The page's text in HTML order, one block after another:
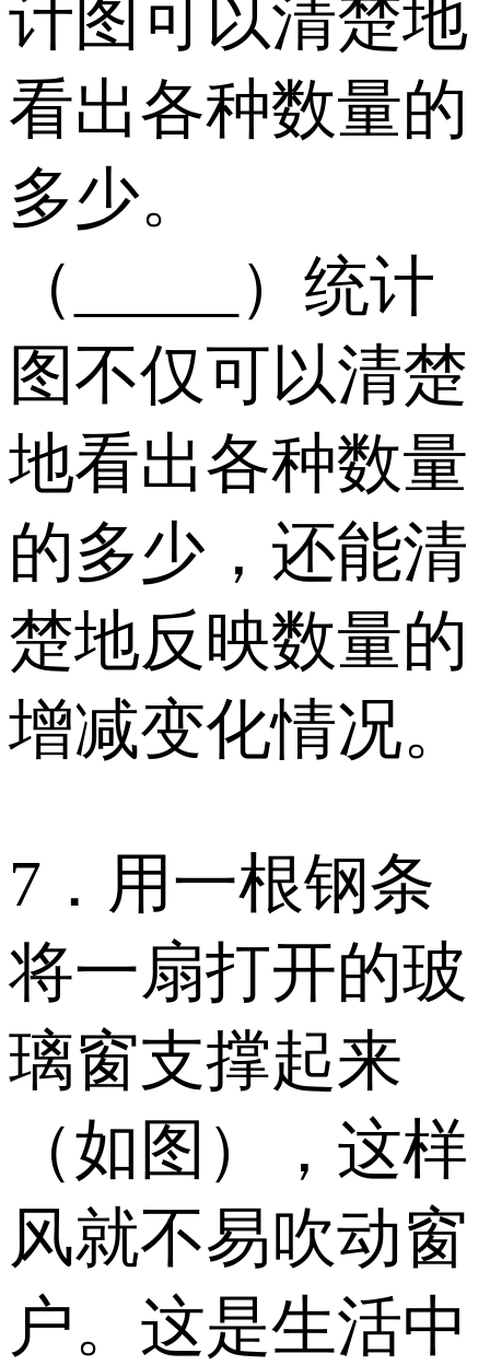
计图可以清楚地
看出各种数量的
多少。
（_____）统计
图不仅可以清楚
地看出各种数量
的多少，还能清
楚地反映数量的
增减变化情况。
7．用一根钢条
将一扇打开的玻
璃窗支撑起来
（如图），这样
风就不易吹动窗
户。这是生活中